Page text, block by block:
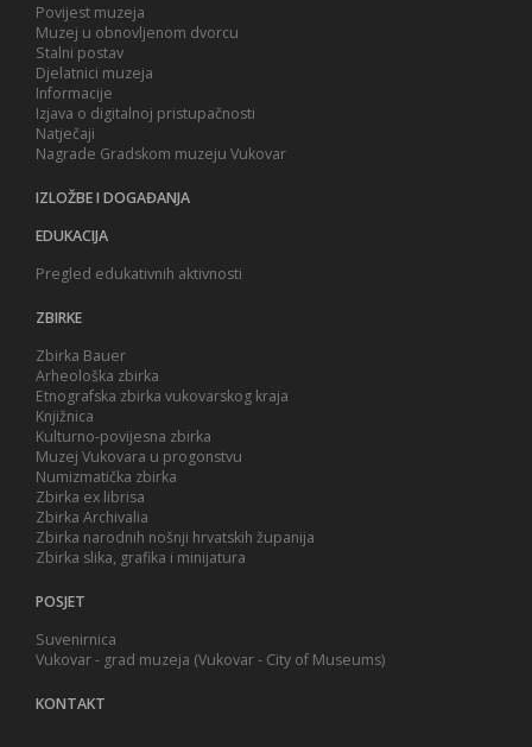
Povijest muzeja
Muzej u obnovljenom dvorcu
Stalni postav
Djelatnici muzeja
Informacije
Izjava o digitalnoj pristupačnosti
Natječaji
Nagrade Gradskom muzeju Vukovar
IZLOŽBE I DOGAĐANJA
EDUKACIJA
Pregled edukativnih aktivnosti
ZBIRKE
Zbirka Bauer
Arheološka zbirka
Etnografska zbirka vukovarskog kraja
Knjižnica
Kulturno-povijesna zbirka
Muzej Vukovara u progonstvu
Numizmatička zbirka
Zbirka ex librisa
Zbirka Archivalia
Zbirka narodnih nošnji hrvatskih županija
Zbirka slika, grafika i minijatura
POSJET
Suvenirnica
Vukovar - grad muzeja (Vukovar - City of Museums)
KONTAKT